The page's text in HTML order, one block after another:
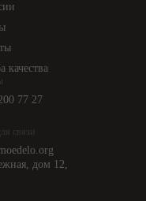
качества
77 27
связи
дом 12,